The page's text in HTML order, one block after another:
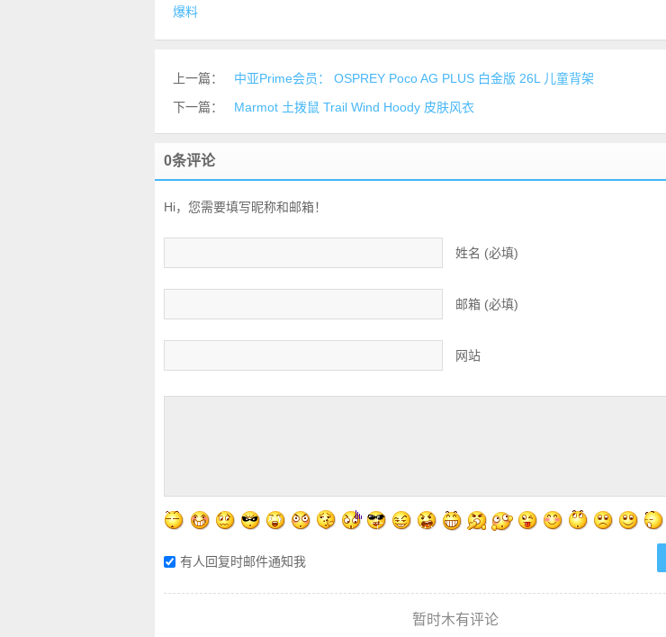
爆料
上一篇：
中亚Prime会员： OSPREY Poco AG PLUS 白金版 26L 儿童背架
下一篇：
Marmot 土拨鼠 Trail Wind Hoody 皮肤风衣
0条评论
Hi，您需要填写昵称和邮箱！
姓名 (必填)
邮箱 (必填)
网站
有人回复时邮件通知我
暂时木有评论